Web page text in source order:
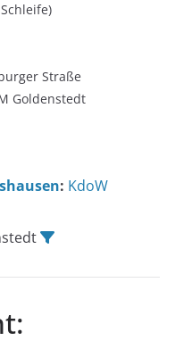
Straße
Goldenstedt
: KdoW